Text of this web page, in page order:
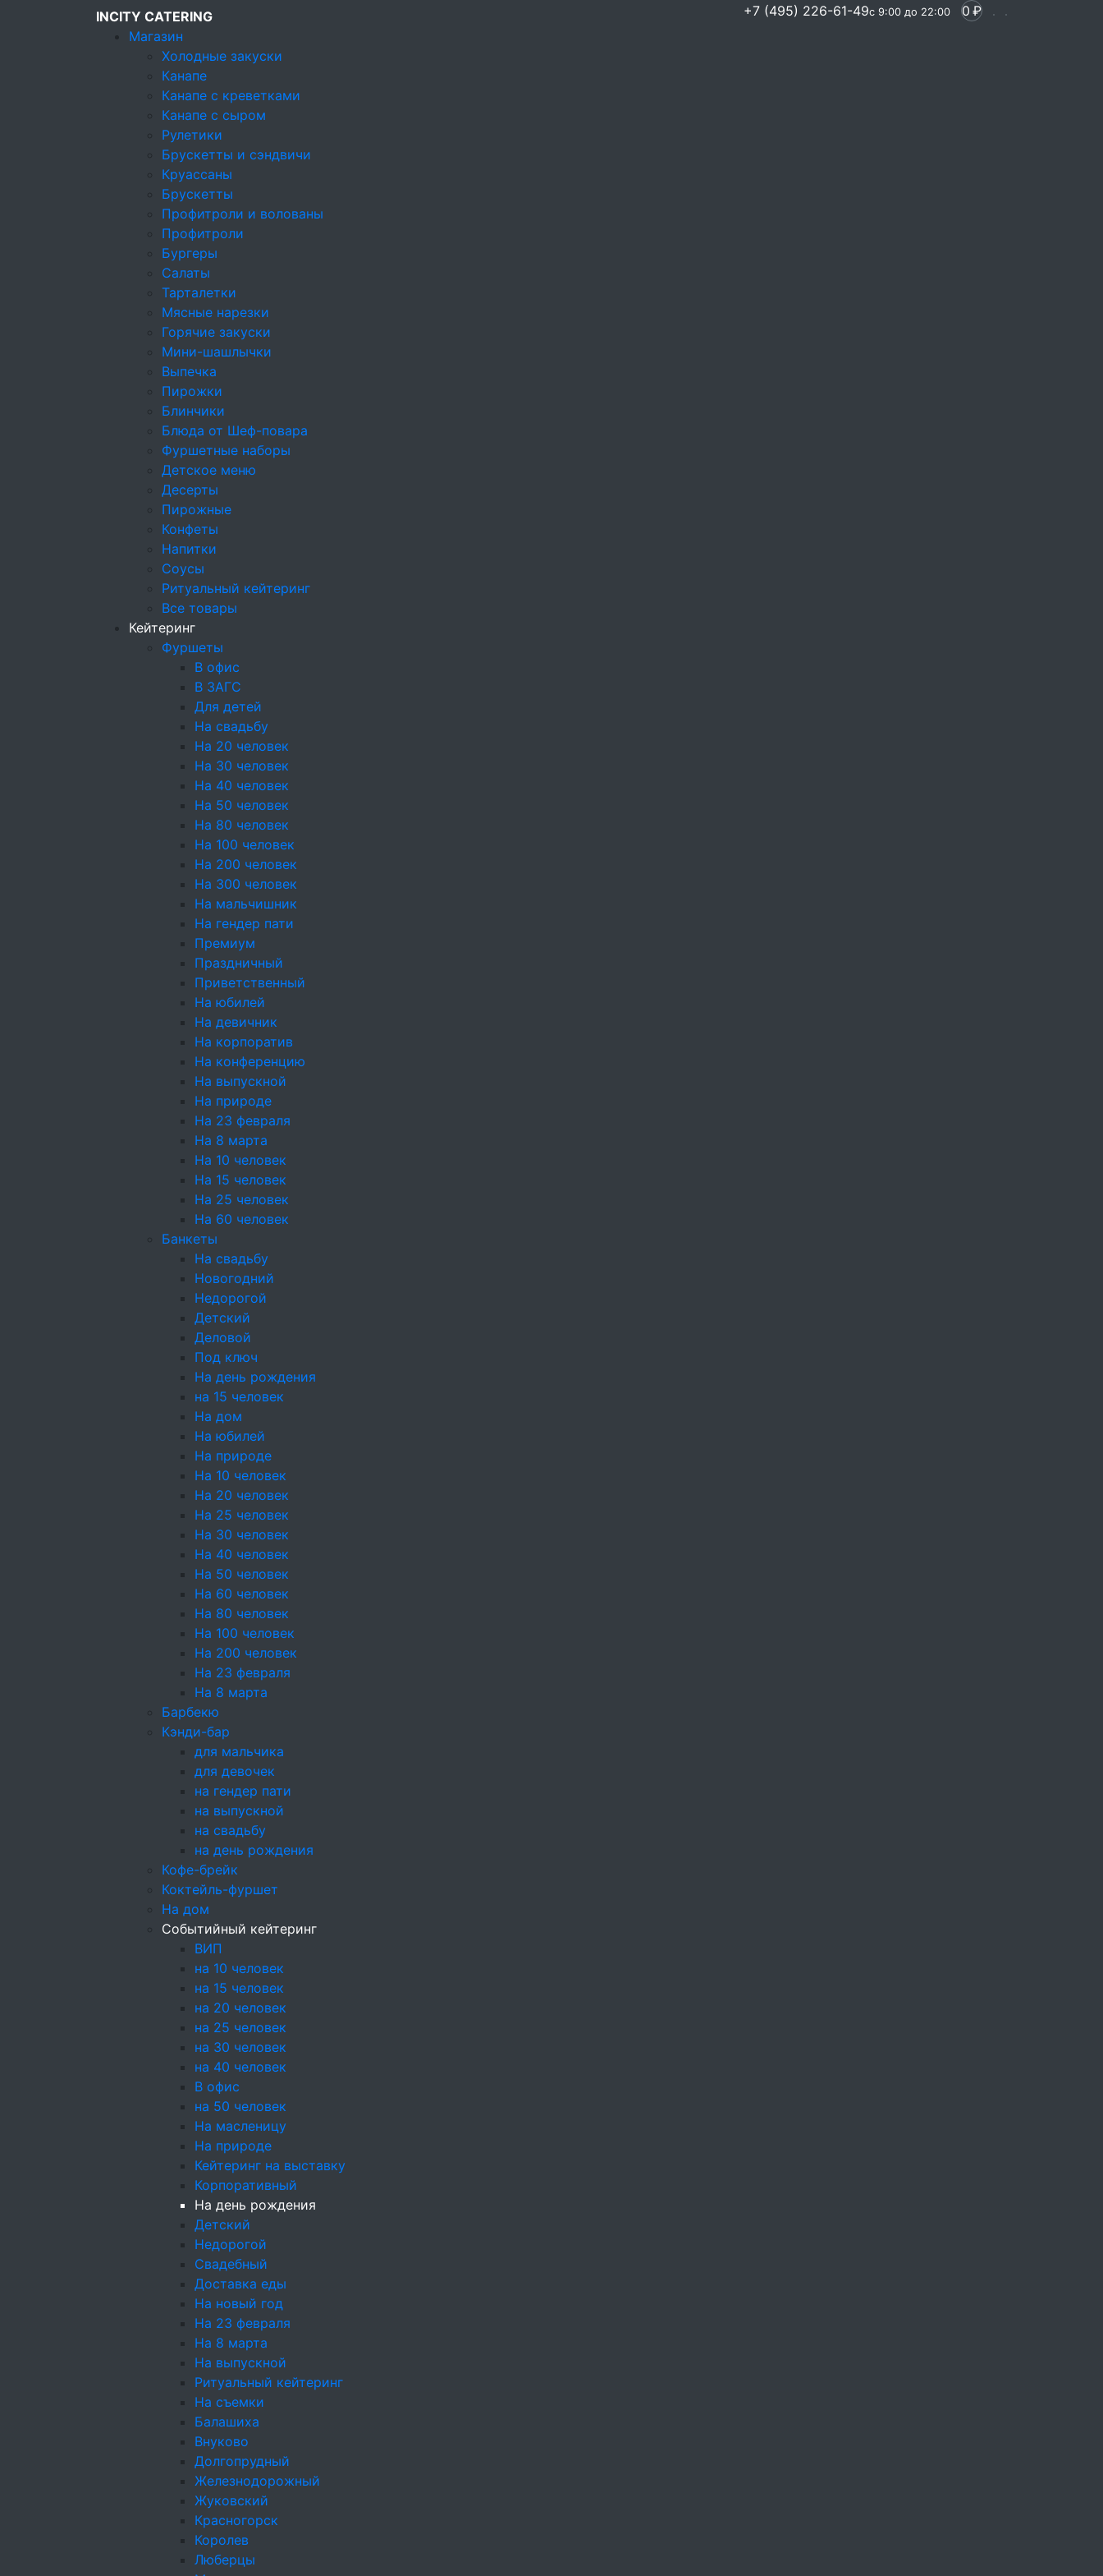
INCITY CATERING
Магазин
Холодные закуски
Канапе
Канапе с креветками
Канапе с сыром
Рулетики
Брускетты и сэндвичи
Круассаны
Брускетты
Профитроли и волованы
Профитроли
Бургеры
Салаты
Тарталетки
Мясные нарезки
Горячие закуски
Мини-шашлычки
Выпечка
Пирожки
Блинчики
Блюда от Шеф-повара
Фуршетные наборы
Детское меню
Десерты
Пирожные
Конфеты
Напитки
Соусы
Ритуальный кейтеринг
Все товары
Кейтеринг
Фуршеты
В офис
В ЗАГС
Для детей
На свадьбу
На 20 человек
На 30 человек
На 40 человек
На 50 человек
На 80 человек
На 100 человек
На 200 человек
На 300 человек
На мальчишник
На гендер пати
Премиум
Праздничный
Приветственный
На юбилей
На девичник
На корпоратив
На конференцию
На выпускной
На природе
На 23 февраля
На 8 марта
На 10 человек
На 15 человек
На 25 человек
На 60 человек
Банкеты
На свадьбу
Новогодний
Недорогой
Детский
Деловой
Под ключ
На день рождения
на 15 человек
На дом
На юбилей
На природе
На 10 человек
На 20 человек
На 25 человек
На 30 человек
На 40 человек
На 50 человек
На 60 человек
На 80 человек
На 100 человек
На 200 человек
На 23 февраля
На 8 марта
Барбекю
Кэнди-бар
для мальчика
для девочек
на гендер пати
на выпускной
на свадьбу
на день рождения
Кофе-брейк
Коктейль-фуршет
На дом
Событийный кейтеринг
ВИП
на 10 человек
на 15 человек
на 20 человек
на 25 человек
на 30 человек
на 40 человек
В офис
на 50 человек
На масленицу
На природе
Кейтеринг на выставку
Корпоративный
На день рождения
Детский
Недорогой
Свадебный
Доставка еды
На новый год
На 23 февраля
На 8 марта
На выпускной
Ритуальный кейтеринг
На съемки
Балашиха
Внуково
Долгопрудный
Железнодорожный
Жуковский
Красногорск
Королев
Люберцы
+7 (495) 226-61-49с 9:00 до 22:00 0 ₽
Кейтеринговая компания
Кейтеринг
Событийный
Кейтеринг на день рождения
Банкет
Один из самых любимых всеми праздников, подготовке к которому всегда уделяется немало времени. А
если речь идет о круглой дате, то хочется отметить с особым размахом. Самостоятельная организация
фуршета отнимает слишком много сил. Чтобы торжество прошло отлично, закажите кейтеринг на день
рождения в компании Incity Catering. Организуем идеальный фуршет!
Закажите бесплатно:
Высокий уровень сервиса.
любым количеством человек. У нас богатый опыт в ресторанной сфере. Вы оцените нашу
ненавязчивость, предусмотрительность и быструю доставку еды.
Доступные цены.
ресторана.
Оперативность.
территории вашего дома или в любом другом месте.
Разнообразное меню.
угощениями от шеф-повара. Закуски впечатлят и именинника, и гостей.
Особенности организации
В зависимости от ваших планов на мероприятие, это может быть легкий фуршет, шикарный банкет,
домашний барбекю и т. д. Чтобы торжество было незабываемым, следует тщательно все продумать.
Предлагаем вам:
Найти место для празднования дня рождения. Вы можете заказать
рождения, домой и даже на природу.
Составить праздничное меню. Мы предлагаем конструктор меню, где вы подберете подходящие
блюда. У нас вы найдете множество вариантов холодных и горячих закусок из самых свежих
продуктов. Также есть много вариантов десертов, среди которых востребованы торты.
Оформить место к моменту торжества. Готовы найти нестандартный тематический декор и
интересный реквизит.
Услуги кейтеринга на день рождения
Доставка
строго к назначенному времени. При расчете сроков
учитываем возможные форс-мажоры в виде пробок на дорогах и других ситуаций.
Оборудование
праздников, проходящих под открытым небом, организуем тент на случай дождя.
Эталонное обслуживание мероприятия
сервис и приятную обстановку.
Дополнительные предложения
программу, например, провести кулинарные мастер-классы.
Ожидается праздник? Заполните заявку на нашем сайте или обратитесь по телефону к менеджерам.
Оплата
За покупки начисляем бонусы
50
ГОСТИ(ДО 5 000 ЧЕЛОВЕК)
Блюда
Канапе
Холодные закуски
Салаты
Горячие блюда
Десерты
Электронная почта
Хочу первым узнавать о персональных скидках, сезонных меню и закрытых акциях.